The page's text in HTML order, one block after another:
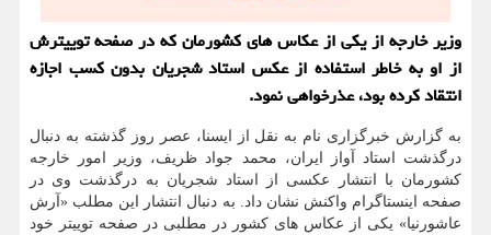
وزیر خارجه از یكی از عكاس های كشورمان كه در صفحه توییترش
از او به خاطر استفاده از عكس استاد شجریان بدون كسب اجازه
انتقاد كرده بود، عذرخواهی نمود.
به گزارش خبرگزاری نام به نقل از ایسنا، عصر روز گذشته به دنبال
درگذشت استاد آواز ایران، محمد جواد ظریف، وزیر امور خارجه
کشورمان با انتشار عکسی از استاد شجریان به درگذشت وی در
صفحه اینستاگرام واکنش نشان داد. به دنبال انتشار این مطلب «آرش
عاشورنیا» یکی از عکاس های کشور در مطلبی در صفحه توییتر خود